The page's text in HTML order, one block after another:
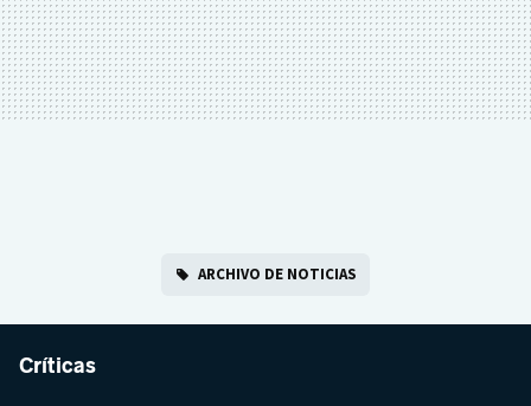
ARCHIVO DE NOTICIAS
Críticas